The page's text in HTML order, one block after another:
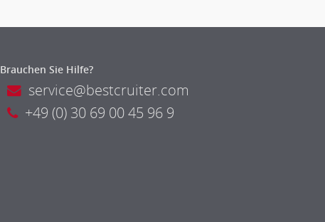
Brauchen Sie Hilfe?
service@bestcruiter.com
+49 (0) 30 69 00 45 96 9